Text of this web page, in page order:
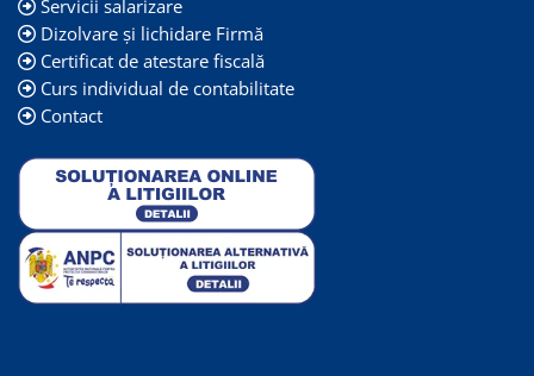
Servicii salarizare
Dizolvare și lichidare Firmă
Certificat de atestare fiscală
Curs individual de contabilitate
Contact